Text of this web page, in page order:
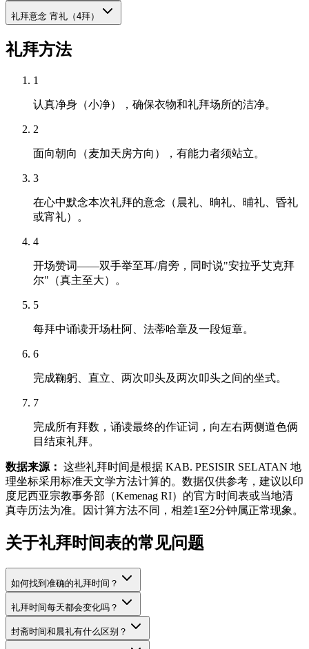
礼拜意念 宵礼（4拜）
礼拜方法
1
认真净身（小净），确保衣物和礼拜场所的洁净。
2
面向朝向（麦加天房方向），有能力者须站立。
3
在心中默念本次礼拜的意念（晨礼、晌礼、晡礼、昏礼
或宵礼）。
4
开场赞词——双手举至耳/肩旁，同时说"安拉乎艾克拜
尔"（真主至大）。
5
每拜中诵读开场杜阿、法蒂哈章及一段短章。
6
完成鞠躬、直立、两次叩头及两次叩头之间的坐式。
7
完成所有拜数，诵读最终的作证词，向左右两侧道色俩
目结束礼拜。
数据来源： 这些礼拜时间是根据 KAB. PESISIR SELATAN 地
理坐标采用标准天文学方法计算的。数据仅供参考，建议以印
度尼西亚宗教事务部（Kemenag RI）的官方时间表或当地清
真寺历法为准。因计算方法不同，相差1至2分钟属正常现象。
关于礼拜时间表的常见问题
如何找到准确的礼拜时间？
礼拜时间每天都会变化吗？
封斋时间和晨礼有什么区别？